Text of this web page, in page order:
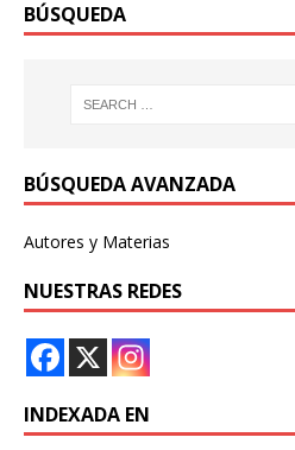
BÚSQUEDA
BÚSQUEDA AVANZADA
Autores y Materias
NUESTRAS REDES
INDEXADA EN